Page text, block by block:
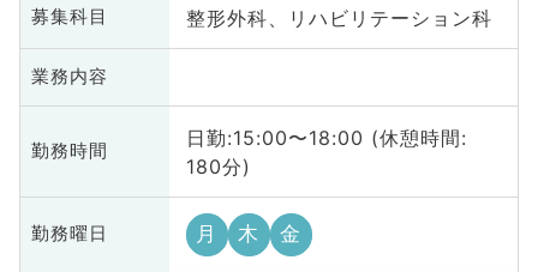
募集科目 整形外科、リハビリテーション科
業務内容
勤務時間
日勤:15:00〜18:00 (休憩時間:
180分)
勤務曜日 月 木 金